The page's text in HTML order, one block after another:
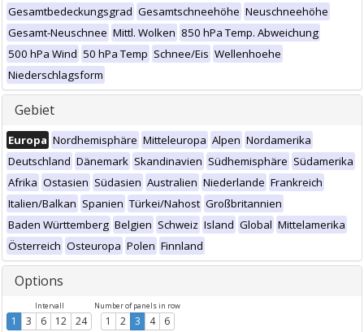
Gesamtbedeckungsgrad Gesamtschneehöhe Neuschneehöhe
Gesamt-Neuschnee Mittl. Wolken 850 hPa Temp. Abweichung
500 hPa Wind 50 hPa Temp Schnee/Eis Wellenhoehe
Niederschlagsform
Gebiet
Europa Nordhemisphäre Mitteleuropa Alpen Nordamerika
Deutschland Dänemark Skandinavien Südhemisphäre Südamerika
Afrika Ostasien Südasien Australien Niederlande Frankreich
Italien/Balkan Spanien Türkei/Nahost Großbritannien
Baden Württemberg Belgien Schweiz Island Global Mittelamerika
Österreich Osteuropa Polen Finnland
Options
Intervall
1 3 6 12 24
Number of panels in row
1 2 3 4 6